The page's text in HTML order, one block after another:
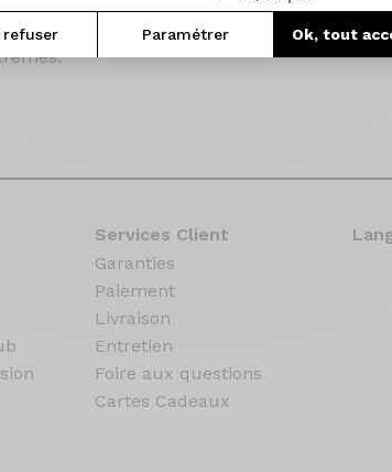
Paramétrer Ok, tout
disposent d'axes haute resistance en
de bagues anti-poussière pour une fluidité
Services Client
Garanties
Paiement
Livraison
Entretien
Foire aux questions
Cartes Cadeaux